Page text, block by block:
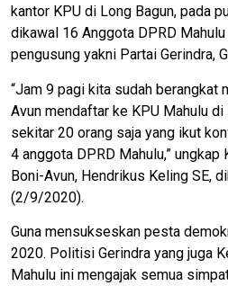
kantor KPU di Long Bagun, pada
dikawal 16 Anggota DPRD
pengusung yakni Partai Gerindra,
“Jam 9 pagi kita sudah berangkat
Avun mendaftar ke KPU Mahulu
sekitar 20 orang saja yang ikut
4 anggota DPRD Mahulu,” ungkap
Boni-Avun, Hendrikus Keling SE,
(2/9/2020).
Guna mensukseskan pesta
2020. Politisi Gerindra yang juga
Mahulu ini mengajak semua